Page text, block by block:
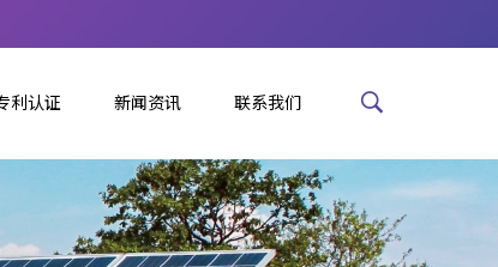
利认证 新闻资讯 联系我们